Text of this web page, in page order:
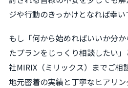
ジや行動のきっかけとなれば幸い
もし「何から始めればいいか分
たプランをじっくり相談したい
社MIRIX（ミリックス）までご相
地元密着の実績と丁寧なヒアリ